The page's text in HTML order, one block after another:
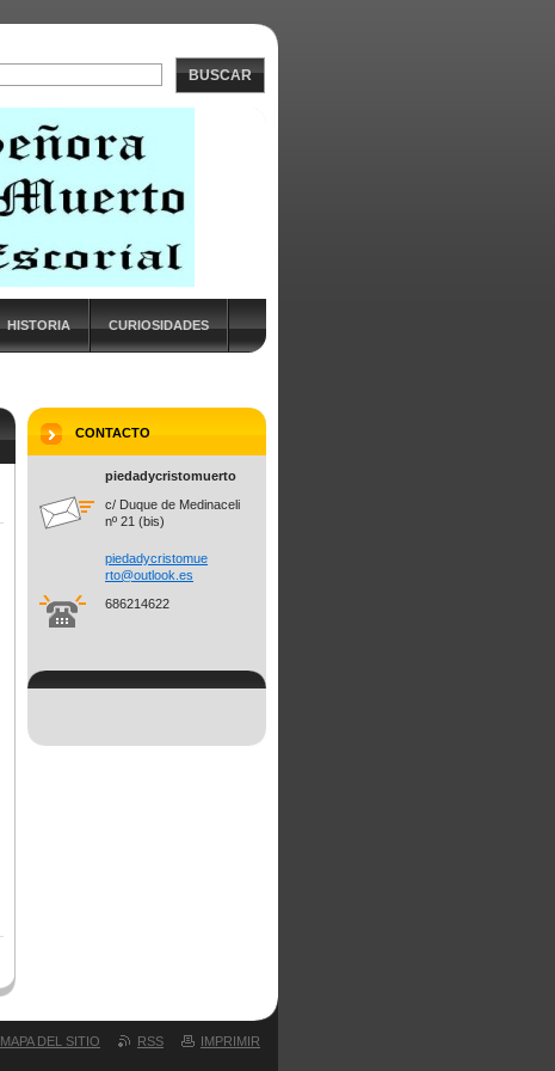
HISTORIA CURIOSIDADES
CONTACTO
piedadycristomuerto
c/ Duque de Medinaceli
nº 21 (bis)
piedadycristomue
rto@outlook.es
686214622
BUSCAR
MAPA DEL SITIO RSS IMPRIMIR